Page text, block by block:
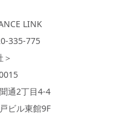
LINK
335-775
＞
通2丁目4-4
ビル東館9F